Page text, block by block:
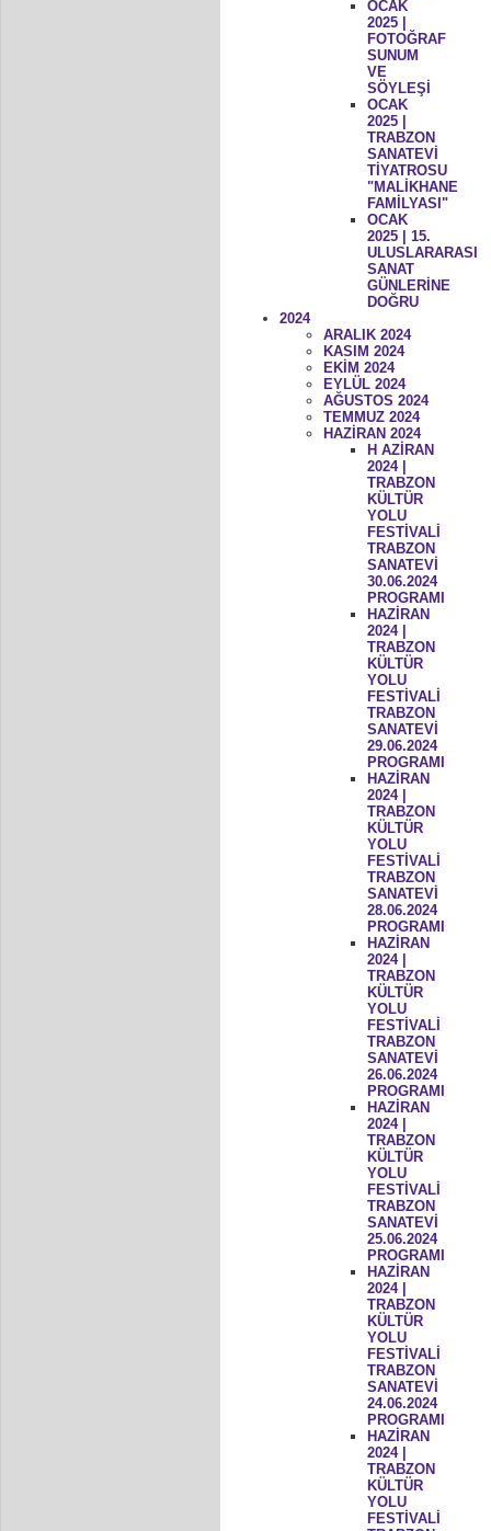
OCAK
2025 |
FOTOĞRAF
SUNUM
VE
SÖYLEŞİ
OCAK
2025 |
TRABZON
SANATEVİ
TİYATROSU
"MALİKHANE
FAMİLYASI"
OCAK
2025 | 15.
ULUSLARARASI
SANAT
GÜNLERİNE
DOĞRU
2024
ARALIK 2024
KASIM 2024
EKİM 2024
EYLÜL 2024
AĞUSTOS 2024
TEMMUZ 2024
HAZİRAN 2024
H AZİRAN
2024 |
TRABZON
KÜLTÜR
YOLU
FESTİVALİ
TRABZON
SANATEVİ
30.06.2024
PROGRAMI
HAZİRAN
2024 |
TRABZON
KÜLTÜR
YOLU
FESTİVALİ
TRABZON
SANATEVİ
29.06.2024
PROGRAMI
HAZİRAN
2024 |
TRABZON
KÜLTÜR
YOLU
FESTİVALİ
TRABZON
SANATEVİ
28.06.2024
PROGRAMI
HAZİRAN
2024 |
TRABZON
KÜLTÜR
YOLU
FESTİVALİ
TRABZON
SANATEVİ
26.06.2024
PROGRAMI
HAZİRAN
2024 |
TRABZON
KÜLTÜR
YOLU
FESTİVALİ
TRABZON
SANATEVİ
25.06.2024
PROGRAMI
HAZİRAN
2024 |
TRABZON
KÜLTÜR
YOLU
FESTİVALİ
TRABZON
SANATEVİ
24.06.2024
PROGRAMI
HAZİRAN
2024 |
TRABZON
KÜLTÜR
YOLU
FESTİVALİ